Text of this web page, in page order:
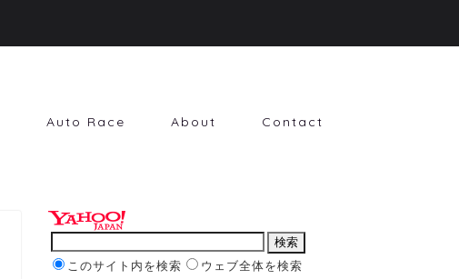
Auto Race About Contact
このサイト内を検索 ウェブ全体を検索